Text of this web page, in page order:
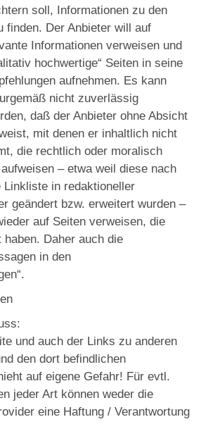
soll, Informationen zu den
finden. Der Anbieter will auf
Informationen verweisen und
hochwertige“ Seiten in seine
aufnehmen. Es kann
nicht zuverlässig
daß der Anbieter ohne Absicht
mit denen er inhaltlich nicht
die rechtlich oder moralisch
– etwa weil diese nach
Linkliste in redaktioneller
geändert bzw. erweitert wurden –
auf Seiten verweisen, die
Daher auch die
in den
und auch der Links zu anderen
den dort befindlichen
auf eigene Gefahr! Für evtl.
jeder Art können weder die
eine Haftung / Verantwortung